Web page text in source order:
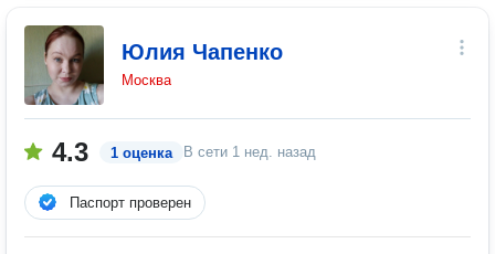
Юлия Чапенко
Москва
4.3 1 оценка В сети 1 нед. назад
Паспорт проверен